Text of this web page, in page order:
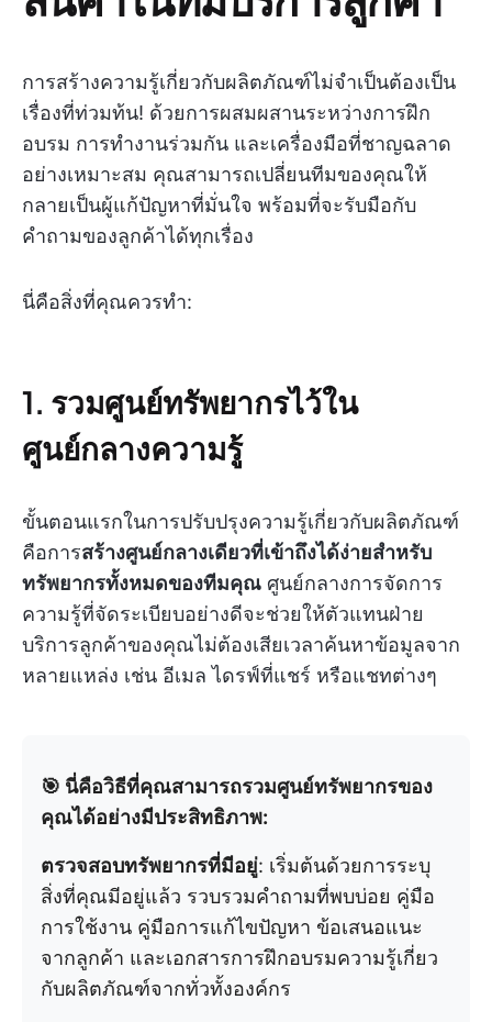
การสร้างความรู้เกี่ยวกับผลิตภัณฑ์ไม่จำเป็นต้องเป็น
เรื่องที่ท่วมท้น! ด้วยการผสมผสานระหว่างการฝึก
อบรม การทำงานร่วมกัน และเครื่องมือที่ชาญฉลาด
อย่างเหมาะสม คุณสามารถเปลี่ยนทีมของคุณให้
กลายเป็นผู้แก้ปัญหาที่มั่นใจ พร้อมที่จะรับมือกับ
คำถามของลูกค้าได้ทุกเรื่อง
นี่คือสิ่งที่คุณควรทำ:
1. รวมศูนย์ทรัพยากรไว้ใน
ศูนย์กลางความรู้
ขั้นตอนแรกในการปรับปรุงความรู้เกี่ยวกับผลิตภัณฑ์
คือการสร้างศูนย์กลางเดียวที่เข้าถึงได้ง่ายสำหรับ
ทรัพยากรทั้งหมดของทีมคุณ ศูนย์กลางการจัดการ
ความรู้ที่จัดระเบียบอย่างดีจะช่วยให้ตัวแทนฝ่าย
บริการลูกค้าของคุณไม่ต้องเสียเวลาค้นหาข้อมูลจาก
หลายแหล่ง เช่น อีเมล ไดรฟ์ที่แชร์ หรือแชทต่างๆ
🎯 นี่คือวิธีที่คุณสามารถรวมศูนย์ทรัพยากรของ
คุณได้อย่างมีประสิทธิภาพ:
ตรวจสอบทรัพยากรที่มีอยู่: เริ่มต้นด้วยการระบุ
สิ่งที่คุณมีอยู่แล้ว รวบรวมคำถามที่พบบ่อย คู่มือ
การใช้งาน คู่มือการแก้ไขปัญหา ข้อเสนอแนะ
จากลูกค้า และเอกสารการฝึกอบรมความรู้เกี่ยว
กับผลิตภัณฑ์จากทั่วทั้งองค์กร